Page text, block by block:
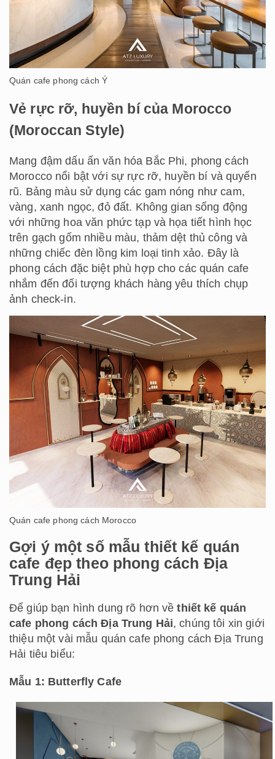
Quán cafe phong cách Ý
Vẻ rực rỡ, huyền bí của Morocco
(Moroccan Style)
Mang đậm dấu ấn văn hóa Bắc Phi, phong cách
Morocco nổi bật với sự rực rỡ, huyền bí và quyến
rũ. Bảng màu sử dụng các gam nóng như cam,
vàng, xanh ngọc, đỏ đất. Không gian sống động
với những hoa văn phức tạp và họa tiết hình học
trên gạch gốm nhiều màu, thảm dệt thủ công và
những chiếc đèn lồng kim loại tinh xảo. Đây là
phong cách đặc biệt phù hợp cho các quán cafe
nhắm đến đối tượng khách hàng yêu thích chụp
ảnh check-in.
Quán cafe phong cách Morocco
Gợi ý một số mẫu thiết kế quán
cafe đẹp theo phong cách Địa
Trung Hải
Để giúp bạn hình dung rõ hơn vềthiết kế quán
cafe phong cách Địa Trung Hải, chúng tôi xin giới
thiệu một vài mẫu quán cafe phong cách Địa Trung
Hải tiêu biểu:
Mẫu 1: Butterfly Cafe